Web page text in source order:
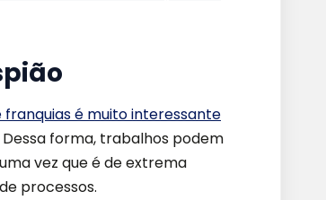
franquias é muito interessante
Dessa forma, trabalhos podem
vez que é de extrema
processos.